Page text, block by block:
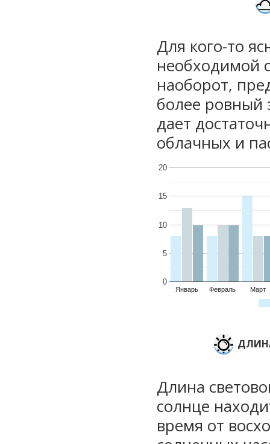
Для кого-то
необходимой
наоборот,
более ровный
дает
облачных и
Январь Февраль Март
0
5
10
15
20
Длина
солнце
время от